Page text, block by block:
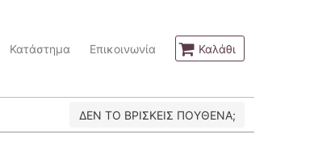
Κατάστημα Επικοινωνία Καλάθι
ΔΕΝ ΤΟ ΒΡΙΣΚΕΙΣ ΠΟΥΘΕΝΑ;